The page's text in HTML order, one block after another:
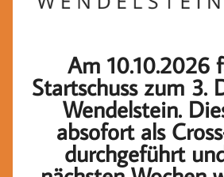
Am 10.10.2026
Startschuss zum 3.
Wendelstein.
absofort als
durchgeführt